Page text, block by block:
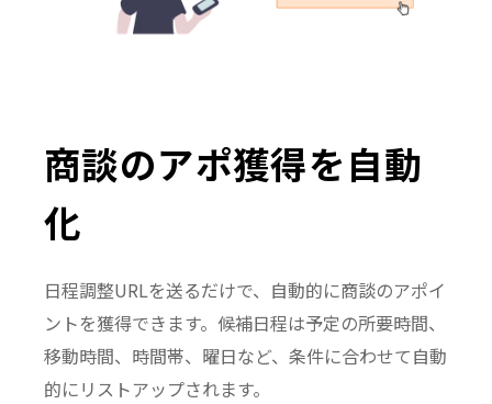
商談のアポ獲得を自動
化
日程調整URLを送るだけで、自動的に商談のアポイ
ントを獲得できます。候補日程は予定の所要時間、
移動時間、時間帯、曜日など、条件に合わせて自動
的にリストアップされます。